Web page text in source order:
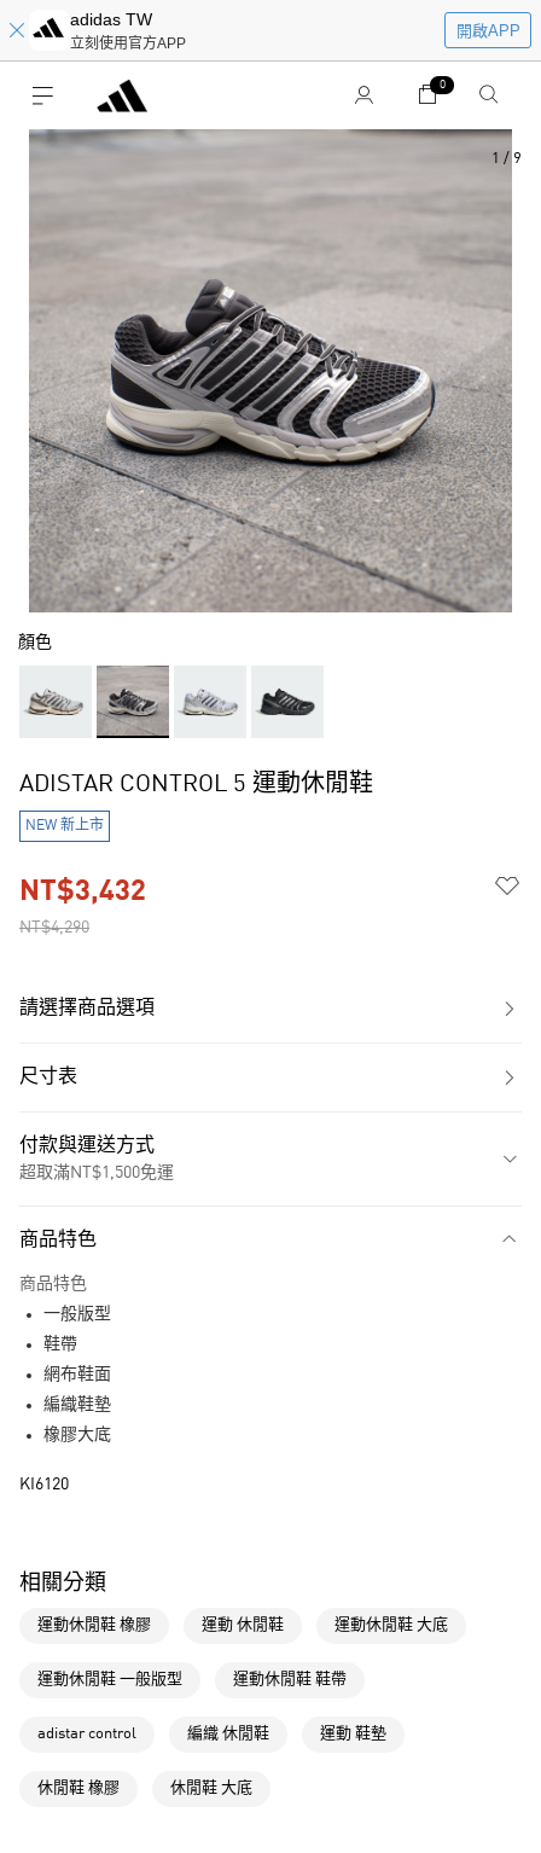
adidas TW
立刻使用官方APP
開啟APP
0
1 / 9
顏色
ADISTAR CONTROL 5 運動休閒鞋
NEW 新上市
NT$4,290
NT$3,432
請選擇商品選項
尺寸表
付款與運送方式
超取滿NT$1,500免運
LINE Pay
全家取貨付款
付款後全家取貨
每筆NT$80，滿NT$1,500(含以上)免運費
7-11取貨付款
商品特色
商品特色
一般版型
鞋帶
網布鞋面
編織鞋墊
橡膠大底
KI6120
相關分類
運動休閒鞋 橡膠 運動 休閒鞋 運動休閒鞋 大底
運動休閒鞋 一般版型 運動休閒鞋 鞋帶
adistar control 編織 休閒鞋 運動 鞋墊
休閒鞋 橡膠 休閒鞋 大底